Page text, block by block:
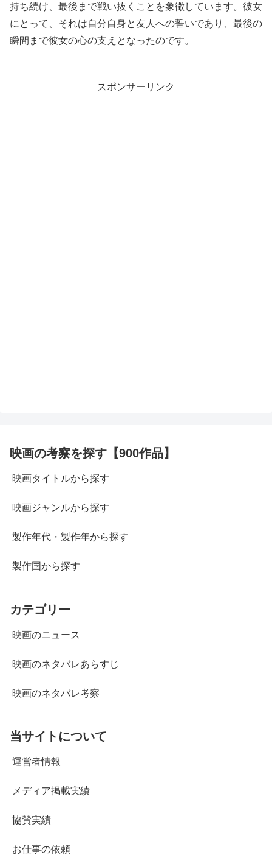
持ち続け、最後まで戦い抜くことを象徴しています。彼女
にとって、それは自分自身と友人への誓いであり、最後の
瞬間まで彼女の心の支えとなったのです。
スポンサーリンク
映画の考察を探す【900作品】
映画タイトルから探す
映画ジャンルから探す
製作年代・製作年から探す
製作国から探す
カテゴリー
映画のニュース
映画のネタバレあらすじ
映画のネタバレ考察
当サイトについて
運営者情報
メディア掲載実績
協賛実績
お仕事の依頼